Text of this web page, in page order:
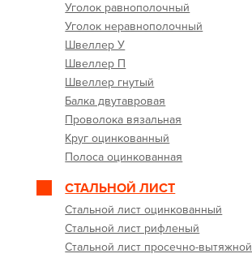
Уголок равнополочный
Уголок неравнополочный
Швеллер У
Швеллер П
Швеллер гнутый
Балка двутавровая
Проволока вязальная
Круг оцинкованный
Полоса оцинкованная
СТАЛЬНОЙ ЛИСТ
Стальной лист оцинкованный
Стальной лист рифленый
Стальной лист просечно-вытяжной